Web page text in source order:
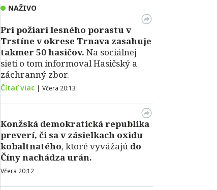
NAŽIVO
Pri požiari lesného porastu v
Trstíne v okrese Trnava zasahuje
takmer 50 hasičov. Na sociálnej
sieti o tom informoval Hasičský a
záchranný zbor.
Čítať viac | Včera 20:13
Konžská demokratická republika
preverí, či sa v zásielkach oxidu
kobaltnatého, ktoré vyvážajú do
Číny nachádza urán.
Včera 20:12